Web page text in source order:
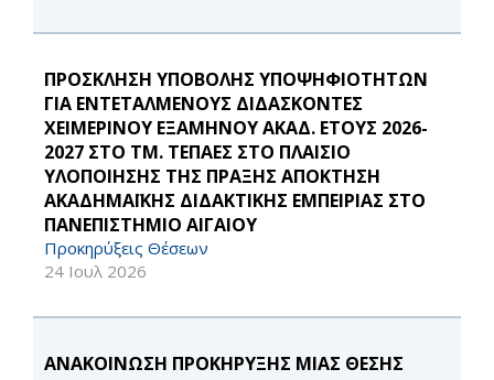
ΠΡΟΣΚΛΗΣΗ ΥΠΟΒΟΛΗΣ ΥΠΟΨΗΦΙΟΤΗΤΩΝ
ΓΙΑ ΕΝΤΕΤΑΛΜΕΝΟΥΣ ΔΙΔΑΣΚΟΝΤΕΣ
ΧΕΙΜΕΡΙΝΟΥ ΕΞΑΜΗΝΟΥ ΑΚΑΔ. ΕΤΟΥΣ 2026-
2027 ΣΤΟ ΤΜ. ΤΕΠΑΕΣ ΣΤΟ ΠΛΑΙΣΙΟ
ΥΛΟΠΟΙΗΣΗΣ ΤΗΣ ΠΡΑΞΗΣ ΑΠΟΚΤΗΣΗ
ΑΚΑΔΗΜΑΪΚΗΣ ΔΙΔΑΚΤΙΚΗΣ ΕΜΠΕΙΡΙΑΣ ΣΤΟ
ΠΑΝΕΠΙΣΤΗΜΙΟ ΑΙΓΑΙΟΥ
Προκηρύξεις Θέσεων
24 Ιουλ 2026
ΑΝΑΚΟΙΝΩΣΗ ΠΡΟΚΗΡΥΞΗΣ ΜΙΑΣ ΘΕΣΗΣ